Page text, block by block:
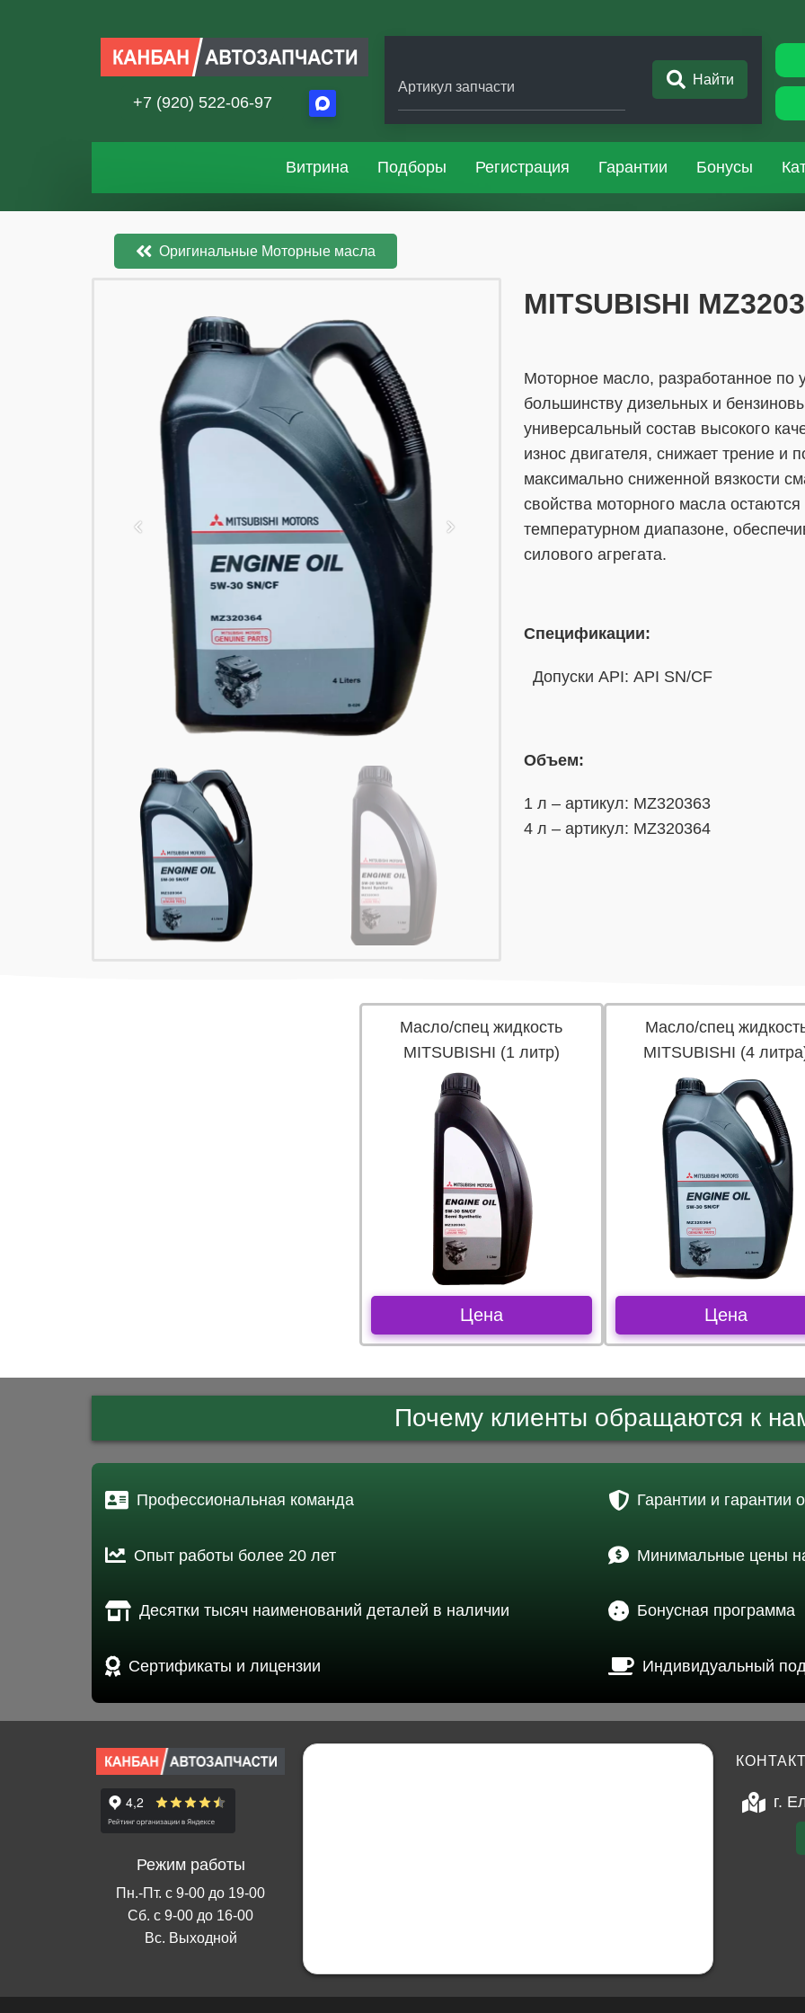
+7 (920) 522-06-97
Артикул запчасти Найти
Витрина Подборы Регистрация Гарантии Бонусы
Оригинальные Моторные масла
​​​​MITSUBISHI
Mоторное масло, разработанное по
большинству дизельных и
универсальный состав высокого
износ двигателя, снижает трение и
максимально сниженной вязкости
свойства моторного масла
температурном диапазоне,
силового агрегата.
Спецификации:
Допуски API: API SN/CF
Объем:
1 л – артикул: MZ320363
4 л – артикул: MZ320364
Масло/спец жидкость
MITSUBISHI (1 литр)
Цена
Масло/спец
MITSUBISHI (4
Цена
Почему клиенты обращаются к
Профессиональная команда
Опыт работы более 20 лет
Десятки тысяч наименований деталей в наличии
Сертификаты и лицензии
Гарантии и гарантии
Минимальные цены
Бонусная программа
Индивидуальный
Режим работы
Пн.-Пт. с 9-00 до 19-00
Сб. с 9-00 до 16-00
Вс. Выходной
г.